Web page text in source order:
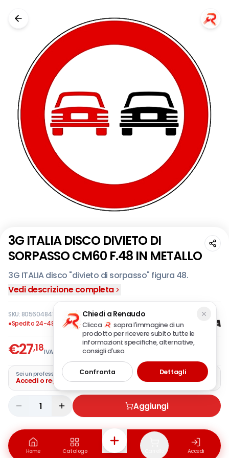
3G ITALIA DISCO DIVIETO DI
SORPASSO CM60 F.48 IN METALLO
3G ITALIA disco "divieto di sorpasso" figura 48.
Vedi descrizione completa
SKU: 805604841 EAN:2000656680005
●Spedito 24-48 ore
€27,18IVA incl.
Sei un professionista?
Accedi o registra la tua azienda
1 Aggiungi
Home Catalogo Accedi
Chiedi a Renaudo
Clicca
sopra l'immagine di un
prodotto per ricevere subito tutte le
informazioni: specifiche, alternative,
consigli d'uso.
Confronta Dettagli